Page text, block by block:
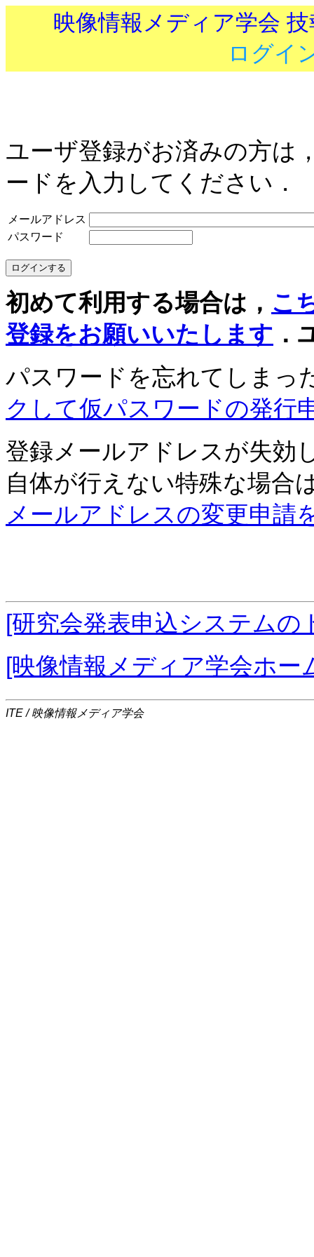
映像情報メディア学会
ログイ
ユーザ登録がお済みの方は
ードを入力してください．
メールアドレス
パスワード
初めて利用する場合は， こ
登録をお願いいたします ．
パスワードを忘れてしまっ
クして仮パスワードの発行
登録メールアドレスが失効
自体が行えない特殊な場合
メールアドレスの変更申請
[研究会発表申込システム
[映像情報メディア学会ホー
ITE / 映像情報メディア学会